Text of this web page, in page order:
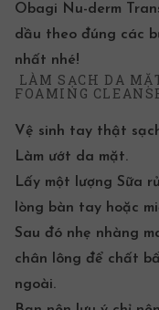
Obagi Nu-derm
dầu theo đúng các
nhất nhé!
LÀM SẠCH DA
FOAMING
Vệ sinh tay thật
Làm ướt da mặt.
Lấy một lượng Sữa
lòng bàn tay hoặc
Sau đó nhẹ nhàng
chân lông để chất
ngoài.